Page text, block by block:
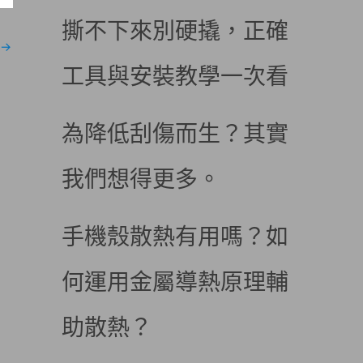
→
撕不下來別硬撬，正確
工具與安裝教學一次看
為降低刮傷而生？其實
我們想得更多。
手機殼散熱有用嗎？如
何運用金屬導熱原理輔
助散熱？